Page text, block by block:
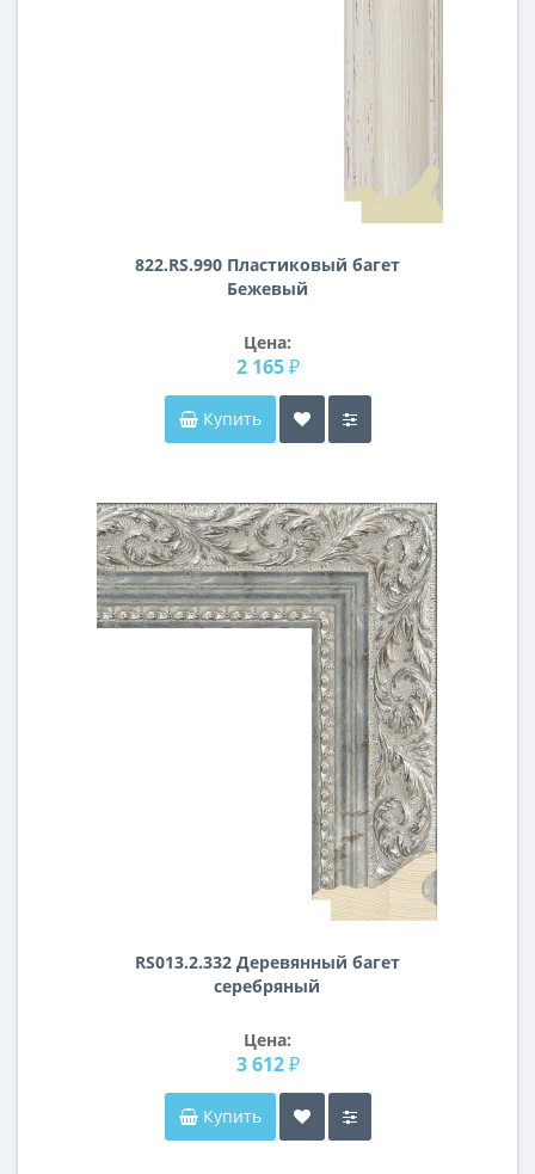
822.RS.990 Пластиковый багет
Бежевый
Цена:
2 165 ₽
Купить
RS013.2.332 Деревянный багет
серебряный
Цена:
3 612 ₽
Купить